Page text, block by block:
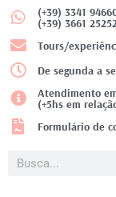
(+39) 3341
(+39) 3661
Tours/
De segunda a
Atendimento
(+5hs em
Formulário de
Pesquisar